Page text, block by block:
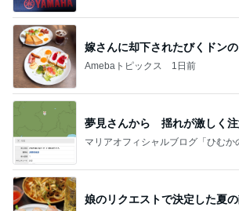
嫁さんに却下されたびくドン
Amebaトピックス 1日前
夢見さんから 揺れが激しく注
マリアオフィシャルブログ「ひむか
娘のリクエストで決定した夏